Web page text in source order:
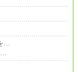
ご確認ください。
)
＋地域手当
ご確認ください。
ム
円
…
…